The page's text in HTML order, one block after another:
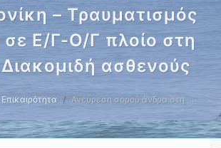
– Τραυματισμός
σε Ε/Γ-Ο/Γ πλοίο στη
ασθενούς
Επικαιρότητα Ανεύρεση σορού άνδρα στη …